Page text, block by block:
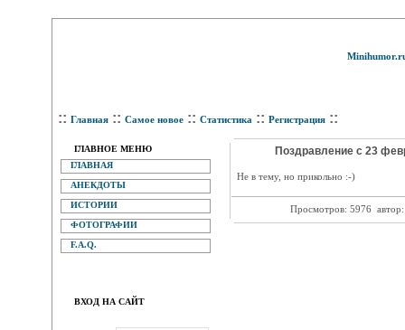
:: Главная :: Самое новое :: Статистика :: Регистрация ::
ГЛАВНОЕ МЕНЮ
ГЛАВНАЯ
АНЕКДОТЫ
ИСТОРИИ
ФОТОГРАФИИ
F.A.Q.
ВХОД НА САЙТ
Поздравление с 23
Не в тему, но прикольно :-)
Просмотров: 5976